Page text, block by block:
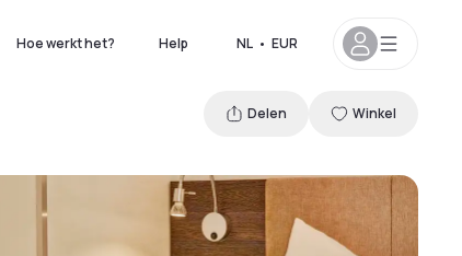
Hoe werkt het? Help NL • EUR
Delen Winkel